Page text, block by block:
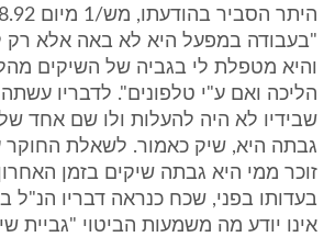
"בעבודה במפעל היא לא באה אלא רק
והיא מטפלת לי בגביה של השיקים
הליכה ואם ע"י טלפונים". לדבריו
שבידיו לא היה להעלות ולו שם אחד
גבתה היא, שיק כאמור. לשאלת החוקר
זוכר ממי היא גבתה שיקים בזמן
בעדותו בפני, שכח כנראה דבריו הנ"ל
אינו יודע מה משמעות הביטוי "גביית